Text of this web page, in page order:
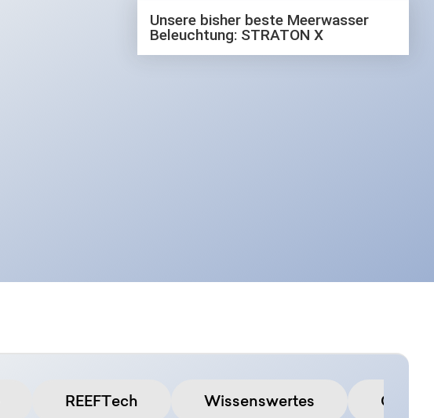
Das neueste Video
Unsere bisher beste Meerwasser
Beleuchtung: STRATON X
REEFTech Wissenswertes